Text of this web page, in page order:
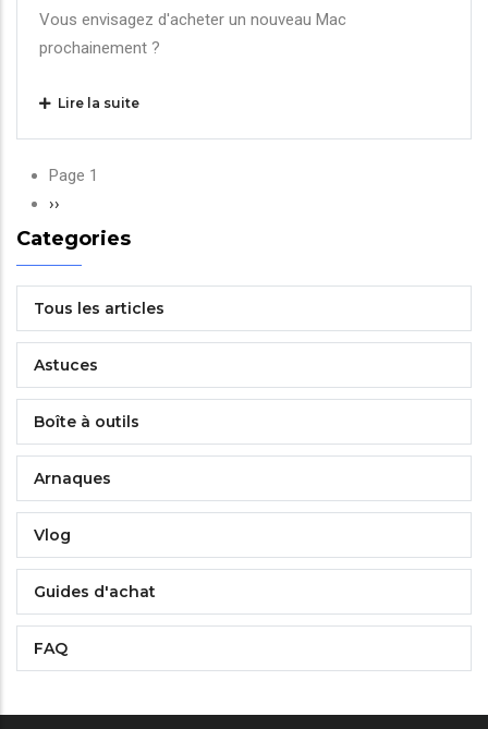
Vous envisagez d'acheter un nouveau Mac
prochainement ?
Lire la suite
Pagination
Page 1
Page
suivante
››
Categories
Tous les articles
Astuces
Boîte à outils
Arnaques
Vlog
Guides d'achat
FAQ